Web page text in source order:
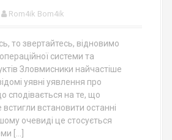
Rom4ik Bom4ik
то звертайтесь, відновимо
системи та
Зловмисники найчастіше
уявні уявлення про
сподівається на те, що
встановити останні
очевиді це стосується
[…]